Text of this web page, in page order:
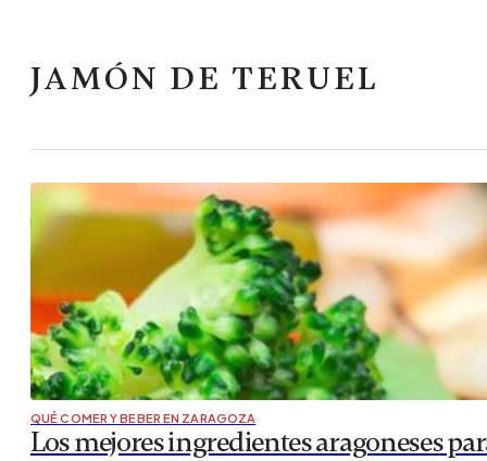
JAMÓN DE TERUEL
QUÉ COMER Y BEBER EN ZARAGOZA
Los mejores ingredientes aragoneses